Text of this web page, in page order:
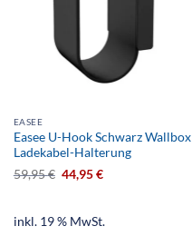
EASEE
Easee U-Hook Schwarz Wallbox
Ladekabel-Halterung
59,95€ 44,95€
inkl. 19 % MwSt.